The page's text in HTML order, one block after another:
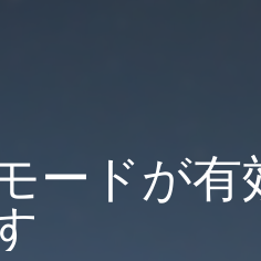
ードが有